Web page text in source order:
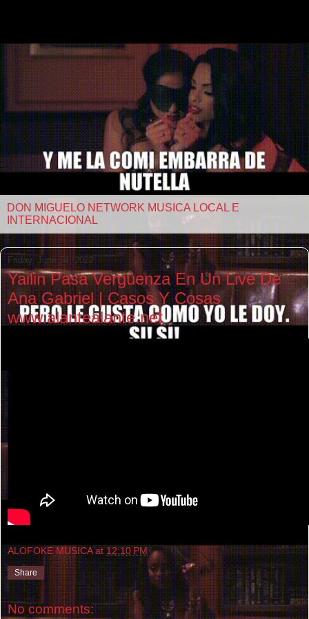
DON MIGUELO NETWORK MUSICA LOCAL E
INTERNACIONAL
Friday, June 24, 2022
Yailin Pasa Vergüenza En Un Live De
Ana Gabriel | Casos Y Cosas
www.alantealante.net
ALOFOKE MUSICA at12:10 PM
Share
No comments: